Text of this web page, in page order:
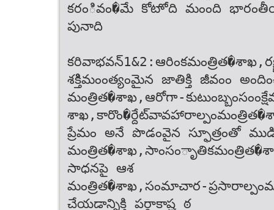
కరంివం�మే కోటాోది మంంది
పునాది
శక్తిిమంంత్యంమైన జాతిక్తి జీవంం
మంత్రిత�‌శాఖ,‌ఆరోగా-
ప్రేమం అనే పొడంవైన స్ఫూత్రంతో
సాధనపై ఆశ
మంత్రిత�‌శాఖ,‌సంమాచార-
చేయడాన్నిక్తి పర్గాకాష్ట ఠ